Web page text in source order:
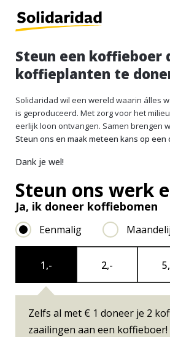
Steun een koffieboer
koffieplanten te
Solidaridad wil een wereld waarin álles
is geproduceerd. Met zorg voor het
eerlijk loon ontvangen. Samen brengen
Steun ons en maak meteen kans op
Dank je wel!
Steun ons werk
Ja, ik doneer koffiebomen
Eenmalig
1,-
2,-
Zelfs al met € 1 doneer je 2
zaailingen aan een koffieboer!